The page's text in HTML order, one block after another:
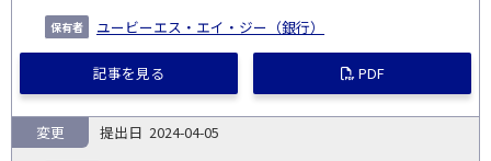
ユービーエス・エイ・ジー（銀行）
記事を見る PDF
2024-04-05
変更